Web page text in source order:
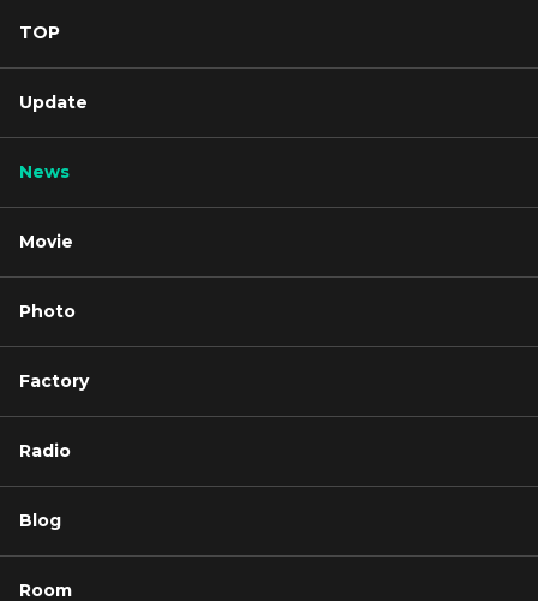
TOP
Update
News
Movie
Photo
Factory
Radio
Blog
Room